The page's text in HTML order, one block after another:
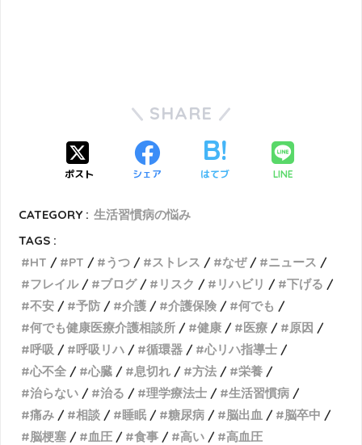
SHARE
ポスト シェア はてブ LINE
CATEGORY : 生活習慣病の悩み
TAGS :
HT
PT うつ ストレス なぜ
ニュース
フレイル
ブログ リスク リハビリ
下げる
不安
予防 介護 介護保険
何でも
何でも健康医療介護相談所
健康 医療
原因
呼吸
呼吸リハ 循環器
心リハ指導士
心不全
心臓 息切れ 方法
栄養
治らない
治る 理学療法士
生活習慣病
痛み
相談 睡眠 糖尿病 脳出血
脳卒中
脳梗塞
血圧 食事 高い 高血圧